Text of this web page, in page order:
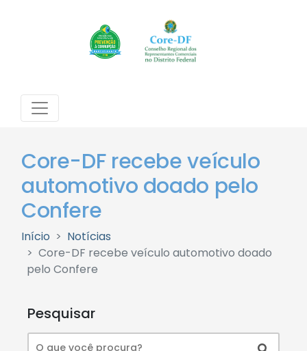
Core-DF recebe veículo
automotivo doado pelo
Confere
Início
Notícias
Core-DF recebe veículo automotivo doado
pelo Confere
Pesquisar